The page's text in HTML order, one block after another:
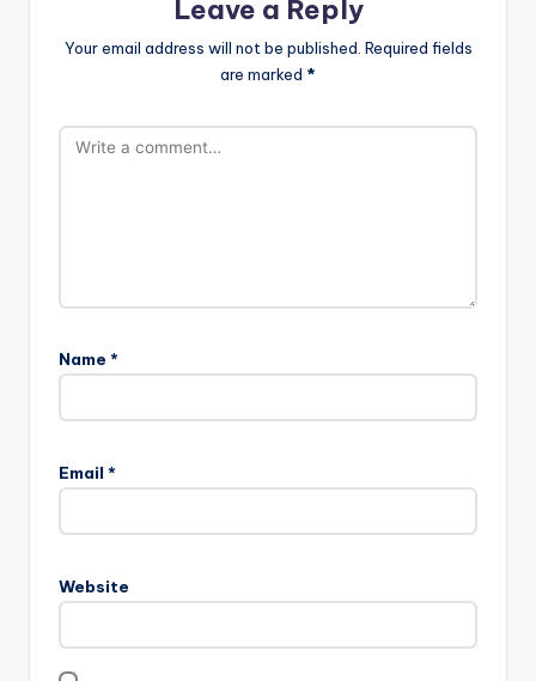
Leave a Reply
Your email address will not be published. Required fields
are marked *
Name *
Email *
Website